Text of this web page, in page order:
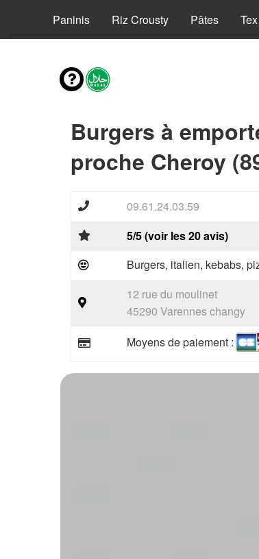
Paninis Riz Crousty Pâtes
Burgers à
proche Cheroy
09.61.24.03.59
5/5 (voir les 20 avis)
Burgers, italien, kebabs,
12 rue du moulinet
45290 Varennes changy
Moyens de paiement :